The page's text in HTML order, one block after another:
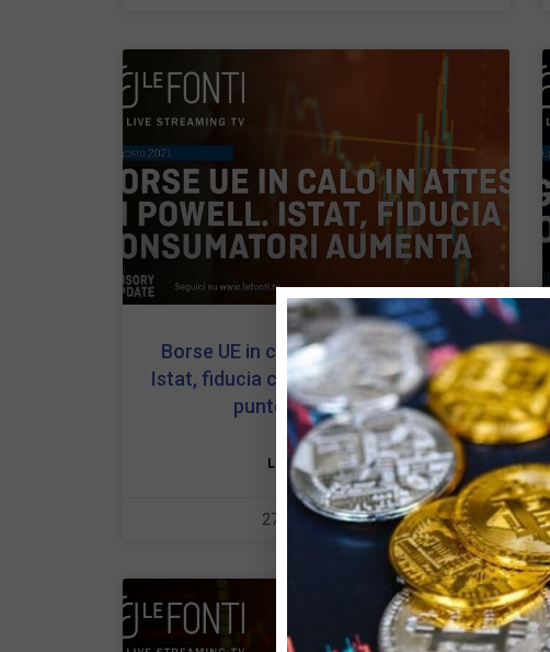
Borse UE in calo in attesa di Powell.
Istat, fiducia consumatori aumenta. Il
punto con Drusiani
LEGGI TUTTO »
27 Agosto 2021